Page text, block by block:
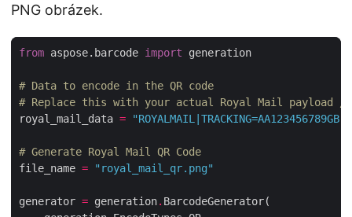
PNG obrázek.
from aspose.barcode import
# Data to encode in the QR code
# Replace this with your actual Royal Mail payload
royal_mail_data =
# Generate Royal Mail QR Code
file_name = "royal_mail_qr.png"
generator = generation.